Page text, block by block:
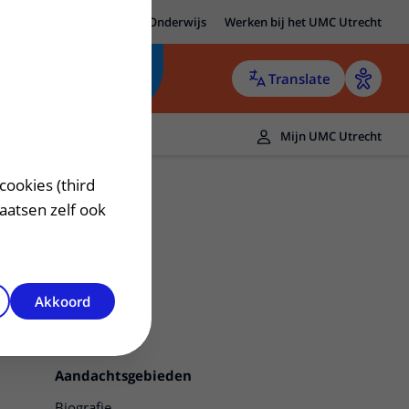
Onderwijs Werken bij het UMC Utrecht
Translate
Mijn UMC Utrecht
Aandachtsgebieden
(third
zelf ook
Akkoord